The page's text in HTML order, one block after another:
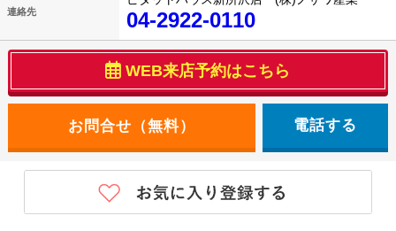
連絡先 04-2922-0110
WEB来店予約はこちら
電話する